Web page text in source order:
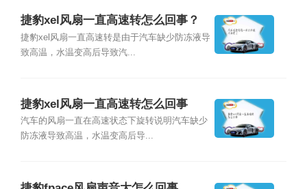
捷豹xel风扇一直高速转怎么回事？
捷豹xel风扇一直高速转是由于汽车缺少防冻液导
致高温，水温变高后导致汽...
捷豹xel风扇一直高速转怎么回事
汽车的风扇一直在高速状态下旋转说明汽车缺少
防冻液导致高温，水温变高后导...